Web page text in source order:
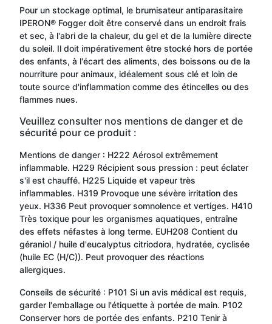
Pour un stockage optimal, le brumisateur antiparasitaire
IPERON® Fogger doit être conservé dans un endroit frais
et sec, à l'abri de la chaleur, du gel et de la lumière directe
du soleil. Il doit impérativement être stocké hors de portée
des enfants, à l'écart des aliments, des boissons ou de la
nourriture pour animaux, idéalement sous clé et loin de
toute source d'inflammation comme des étincelles ou des
flammes nues.
Veuillez consulter nos mentions de danger et de
sécurité pour ce produit :
Mentions de danger : H222 Aérosol extrêmement
inflammable. H229 Récipient sous pression : peut éclater
s'il est chauffé. H225 Liquide et vapeur très
inflammables. H319 Provoque une sévère irritation des
yeux. H336 Peut provoquer somnolence et vertiges. H410
Très toxique pour les organismes aquatiques, entraîne
des effets néfastes à long terme. EUH208 Contient du
géraniol / huile d'eucalyptus citriodora, hydratée, cyclisée
(huile EC (H/C)). Peut provoquer des réactions
allergiques.
Conseils de sécurité : P101 Si un avis médical est requis,
garder l'emballage ou l'étiquette à portée de main. P102
Conserver hors de portée des enfants. P210 Tenir à